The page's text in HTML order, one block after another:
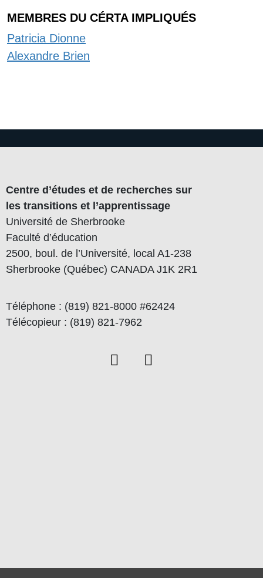
MEMBRES DU CÉRTA IMPLIQUÉS
Patricia Dionne
Alexandre Brien
Centre d’études et de recherches sur
les transitions et l’apprentissage
Université de Sherbrooke
Faculté d’éducation
2500, boul. de l’Université, local A1-238
Sherbrooke (Québec) CANADA J1K 2R1
Téléphone : (819) 821-8000 #62424
Télécopieur : (819) 821-7962